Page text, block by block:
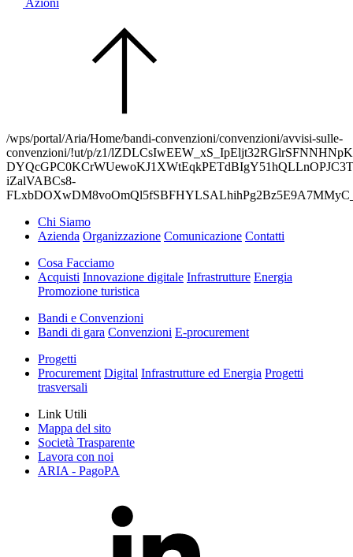
/wps/portal/Aria/Home/bandi-convenzioni/convenzioni/avvisi-sulle-
convenzioni/!ut/p/z1/
iZalVABCs8-
Chi Siamo
Azienda Organizzazione Comunicazione Contatti
Cosa Facciamo
Acquisti Innovazione digitale Infrastrutture Energia
Promozione turistica
Bandi e Convenzioni
Bandi di gara Convenzioni E-procurement
Progetti
Procurement Digital Infrastrutture ed Energia Progetti
trasversali
Link Utili
Mappa del sito
Società Trasparente
Lavora con noi
ARIA - PagoPA